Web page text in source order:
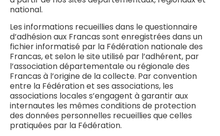
national.
Les informations recueillies dans le questionnaire
d’adhésion aux Francas sont enregistrées dans un
fichier informatisé par la Fédération nationale des
Francas, et selon le site utilisé par l’adhérent, par
l’association départementale ou régionale des
Francas à l’origine de la collecte. Par convention
entre la Fédération et ses associations, les
associations locales s’engagent à garantir aux
internautes les mêmes conditions de protection
des données personnelles recueillies que celles
pratiquées par la Fédération.